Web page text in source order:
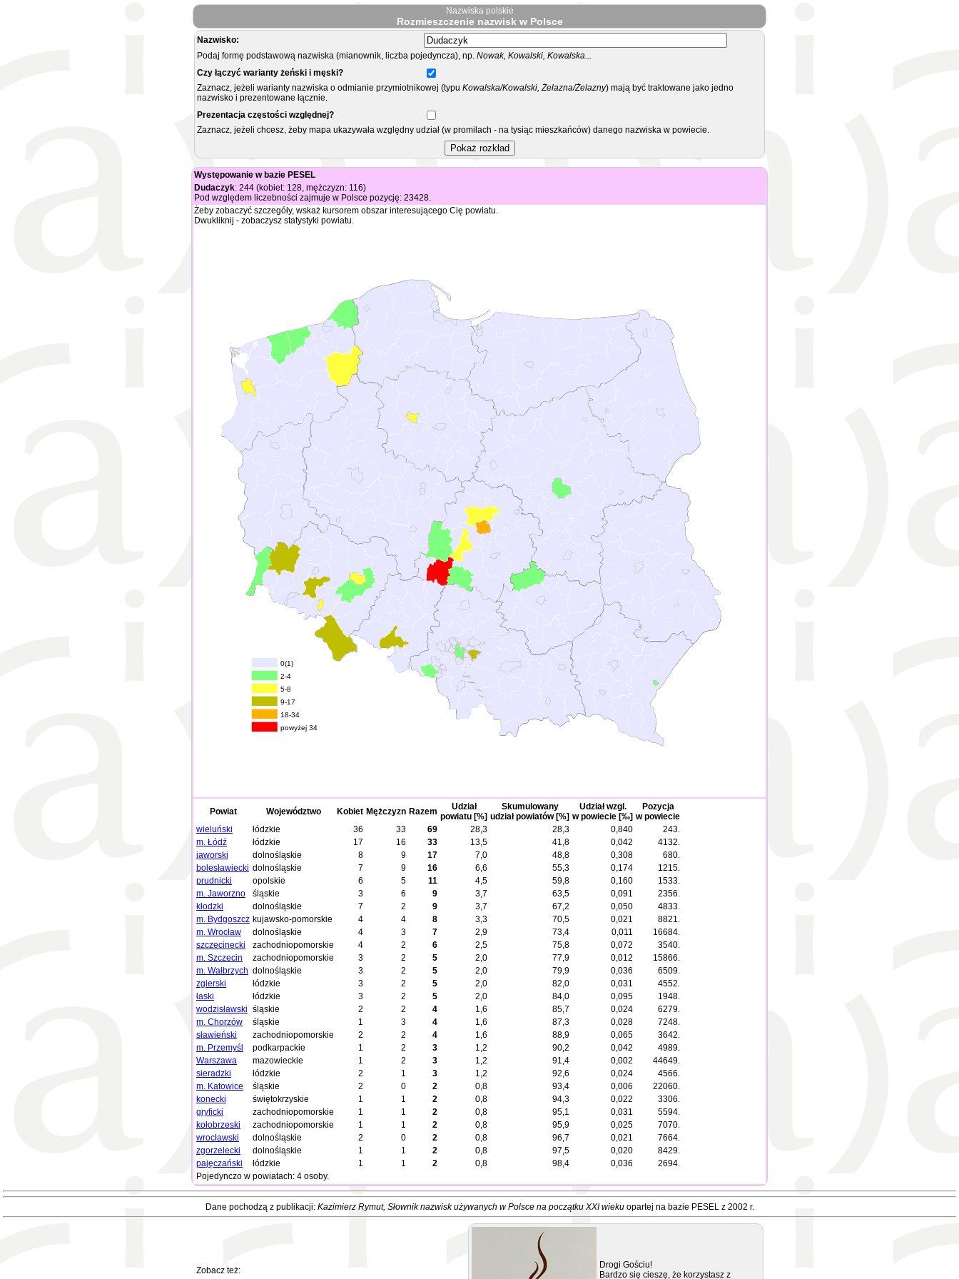
Nazwiska polskie
Rozmieszczenie nazwisk w Polsce
Nazwisko:
Podaj formę podstawową nazwiska (mianownik, liczba pojedyncza), np. Nowak, Kowalski, Kowalska...
Czy łączyć warianty żeński i męski?
Zaznacz, jeżeli warianty nazwiska o odmianie przymiotnikowej (typu Kowalska/Kowalski, Żelazna/Żelazny) mają być traktowane jako jedno
nazwisko i prezentowane łącznie.
Prezentacja częstości względnej?
Zaznacz, jeżeli chcesz, żeby mapa ukazywała względny udział (w promilach - na tysiąc mieszkańców) danego nazwiska w powiecie.
Występowanie w bazie PESEL
Dudaczyk: 244 (kobiet: 128, mężczyzn: 116)
Pod względem liczebności zajmuje w Polsce pozycję: 23428.
Żeby zobaczyć szczegóły, wskaż kursorem obszar interesującego Cię powiatu.
Dwukliknij - zobaczysz statystyki powiatu.
0(1)
2-4
5-8
9-17
18-34
powyżej 34
Powiat Województwo Kobiet Mężczyzn Razem
Udział
powiatu [%]
Skumulowany
udział powiatów [%]
Udział wzgl.
w powiecie [‰]
Pozycja
w powiecie
wieluński
łódzkie 36 33 69 28,3 28,3 0,840
243.
m. Łódź
łódzkie 17 16 33 13,5 41,8 0,042
4132.
jaworski
dolnośląskie 8 9 17 7,0 48,8 0,308
680.
bolesławiecki dolnośląskie 7 9 16 6,6 55,3 0,174
1215.
prudnicki
opolskie 6 5 11 4,5 59,8 0,160
1533.
m. Jaworzno
śląskie 3 6 9 3,7 63,5 0,091
2356.
kłodzki
dolnośląskie 7 2 9 3,7 67,2 0,050
4833.
m. Bydgoszcz kujawsko-pomorskie 4 4 8 3,3 70,5 0,021
8821.
m. Wrocław
dolnośląskie 4 3 7 2,9 73,4 0,011
16684.
szczecinecki
zachodniopomorskie 4 2 6 2,5 75,8 0,072
3540.
m. Szczecin
zachodniopomorskie 3 2 5 2,0 77,9 0,012
15866.
m. Wałbrzych dolnośląskie 3 2 5 2,0 79,9 0,036
6509.
zgierski
łódzkie 3 2 5 2,0 82,0 0,031
4552.
łaski
łódzkie 3 2 5 2,0 84,0 0,095
1948.
wodzisławski śląskie 2 2 4 1,6 85,7 0,024
6279.
m. Chorzów
śląskie 1 3 4 1,6 87,3 0,028
7248.
sławieński
zachodniopomorskie 2 2 4 1,6 88,9 0,065
3642.
m. Przemyśl
podkarpackie 1 2 3 1,2 90,2 0,042
4989.
Warszawa
mazowieckie 1 2 3 1,2 91,4 0,002
44649.
sieradzki
łódzkie 2 1 3 1,2 92,6 0,024
4566.
m. Katowice
śląskie 2 0 2 0,8 93,4 0,006
22060.
konecki
świętokrzyskie 1 1 2 0,8 94,3 0,022
3306.
gryficki
zachodniopomorskie 1 1 2 0,8 95,1 0,031
5594.
kołobrzeski
zachodniopomorskie 1 1 2 0,8 95,9 0,025
7070.
wrocławski
dolnośląskie 2 0 2 0,8 96,7 0,021
7664.
zgorzelecki
dolnośląskie 1 1 2 0,8 97,5 0,020
8429.
pajęczański
łódzkie 1 1 2 0,8 98,4 0,036
2694.
Pojedynczo w powiatach: 4 osoby.
Dane pochodzą z publikacji: Kazimierz Rymut, Słownik nazwisk używanych w Polsce na początku XXI wiekuopartej na bazie PESEL z 2002 r.
Zobacz też:
Drogi Gościu!
Bardzo się cieszę, że korzystasz z